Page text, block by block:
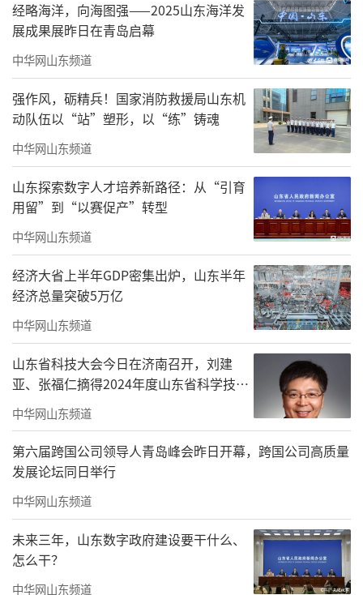
2026年6月3日-6月28日
展览地点
北京北海公园·阐福寺
岁在丙午，时维初夏。北海名园，琼岛春
阴依旧；阐福寺院，翰墨雅韵复新。值此嘉
时，《唐辉书画雅集》欣然启幕，邀八方同
好，共赏丹青妙笔，同品笔墨春秋。
唐辉先生，1965年生于北京，乃当代书画
界之名流。其出身艺苑，幼承家学，后毕业于
中央美术学院国画系，受教于卢沉、周思聪、
姚有多、郭怡琮、贾又福、王明明、田黎明等
诸师，又转益于赖少其、杨善深等大家，学术
根基深固。从业数十载，历任荣宝斋副总经
理、荣宝斋画院院长、荣宝斋出版社社长、中
国画学会副会长、中国美术家协会理事等职，
于书画创作、艺术出版、美育传播、鉴定鉴赏
诸领域，皆有建树。
唐辉先生之画，深植传统而自出机杼。其
经略海洋，向海图强——2025山东海洋发
展成果展昨日在青岛启幕
中华网山东频道
强作风，砺精兵！国家消防救援局山东机
动队伍以“站”塑形，以“练”铸魂
中华网山东频道
山东探索数字人才培养新路径：从“引育
用留”到“以赛促产”转型
中华网山东频道
经济大省上半年GDP密集出炉，山东半年
经济总量突破5万亿
中华网山东频道
山东省科技大会今日在济南召开，刘建
亚、张福仁摘得2024年度山东省科学技术
奖最高奖！
中华网山东频道
第六届跨国公司领导人青岛峰会昨日开幕，跨国公司高质量
发展论坛同日举行
中华网山东频道
未来三年，山东数字政府建设要干什么、
怎么干？
中华网山东频道